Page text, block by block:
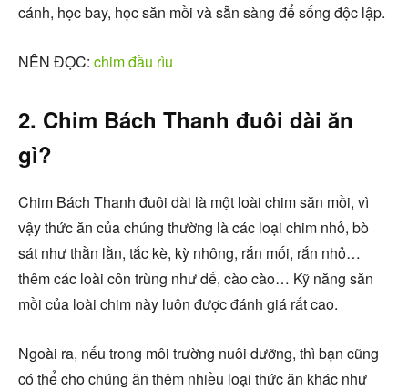
cánh, học bay, học săn mồi và sẵn sàng để sống độc lập.
NÊN ĐỌC: chim đầu rìu
2. Chim Bách Thanh đuôi dài ăn
gì?
Chim Bách Thanh đuôi dài là một loài chim săn mồi, vì
vậy thức ăn của chúng thường là các loại chim nhỏ, bò
sát như thằn lằn, tắc kè, kỳ nhông, rắn mối, rắn nhỏ…
thêm các loài côn trùng như dế, cào cào… Kỹ năng săn
mồi của loài chim này luôn được đánh giá rất cao.
Ngoài ra, nếu trong môi trường nuôi dưỡng, thì bạn cũng
có thể cho chúng ăn thêm nhiều loại thức ăn khác như